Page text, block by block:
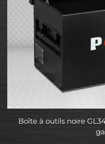
Boîte à outils noire